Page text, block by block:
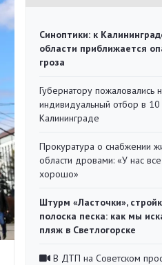
Синоптики: к
области приближается
гроза
Губернатору пожаловались
индивидуальный отбор в 10
Калининграде
Прокуратура о снабжении
области дровами: «У нас
хорошо»
Штурм «Ласточки»,
полоска песка: как мы
пляж в Светлогорске
В ДТП на Советском